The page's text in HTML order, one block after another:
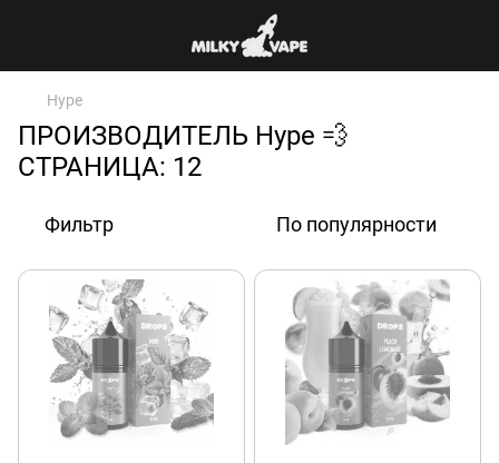
Hype
ПРОИЗВОДИТЕЛЬ Hype 💨
СТРАНИЦА: 12
Фильтр По популярности